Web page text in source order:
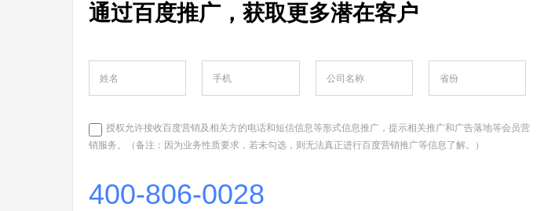
通过百度推广，获取更多潜在客户
授权允许接收百度营销及相关方的电话和短信信息等形式信息推广，提示相关推广和广告落地等会员营
销服务。（备注：因为业务性质要求，若未勾选，则无法真正进行百度营销推广等信息了解。）
400-806-0028